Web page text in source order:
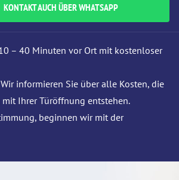
KONTAKT AUCH ÜBER WHATSAPP
– 40 Minuten vor Ort mit kostenloser
Wir informieren Sie über alle Kosten, die
Ihrer Türöffnung entstehen.
beginnen wir mit der